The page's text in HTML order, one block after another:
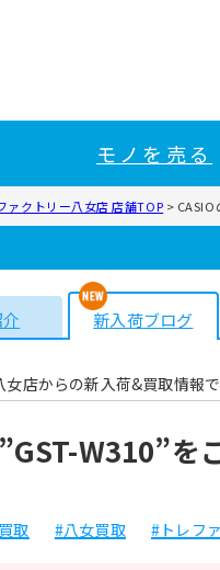
モノを売る
ァクトリー八女店 店舗TOP > CASIO
新入荷ブログ
店からの新入荷&買取情報で
W310”を
取 #八女買取 #トレフ